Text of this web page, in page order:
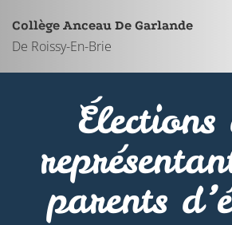
to
content
Collège Anceau De Garlande
De Roissy-En-Brie
Élections
parents